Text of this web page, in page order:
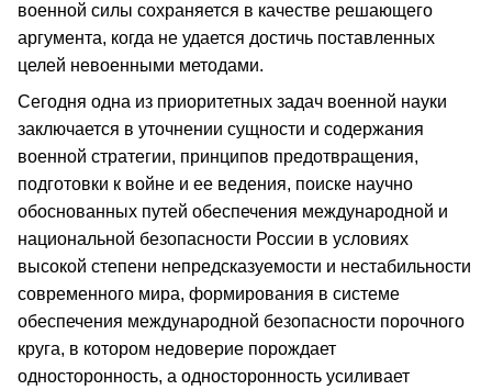
военной силы сохраняется в качестве решающего
аргумента, когда не удается достичь поставленных
целей невоенными методами.
Сегодня одна из приоритетных задач военной науки
заключается в уточнении сущности и содержания
военной стратегии, принципов предотвращения,
подготовки к войне и ее ведения, поиске научно
обоснованных путей обеспечения международной и
национальной безопасности России в условиях
высокой степени непредсказуемости и нестабильности
современного мира, формирования в системе
обеспечения международной безопасности порочного
круга, в котором недоверие порождает
односторонность, а односторонность усиливает